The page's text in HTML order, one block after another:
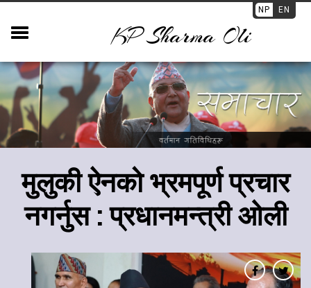
NP EN
KP Sharma Oli
​मुलुकी ऐनको भ्रमपूर्ण प्रचार
नगर्नुस : प्रधानमन्त्री ओली